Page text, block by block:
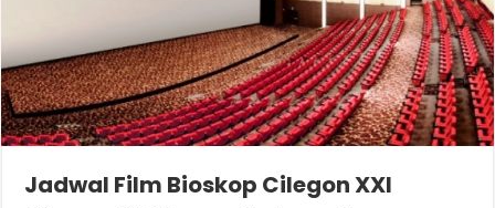
Jadwal Film Bioskop Cilegon XXI